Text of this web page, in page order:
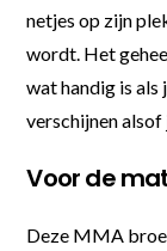
netjes op zijn
wordt. Het
wat handig is als
verschijnen alsof
Voor de
Deze MMA